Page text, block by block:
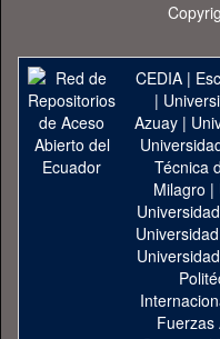
CEDIA|
|
Azuay|
Técnica
Milagro |
Fuerzas